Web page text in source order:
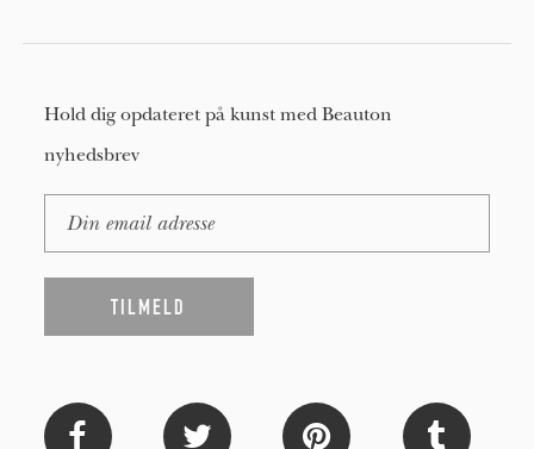
Hold dig opdateret på kunst med Beauton
nyhedsbrev